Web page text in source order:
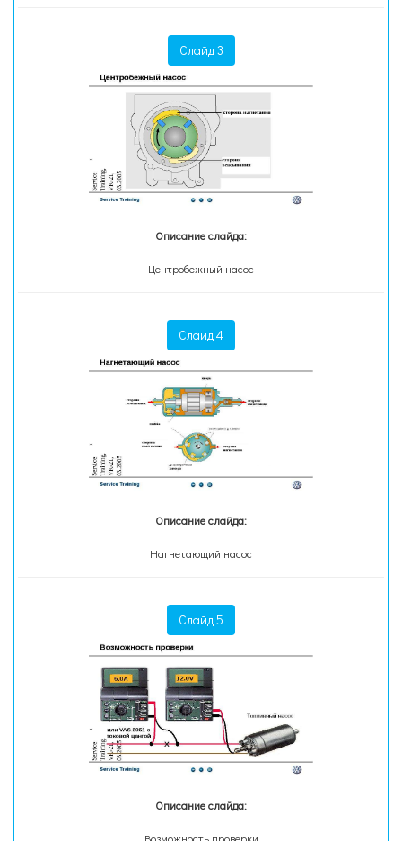
Слайд 3
Описание слайда:
Центробежный насос
Слайд 4
Описание слайда:
Нагнетающий насос
Слайд 5
Описание слайда: